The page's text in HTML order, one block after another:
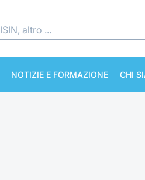
NOTIZIE E FORMAZIONE CHI